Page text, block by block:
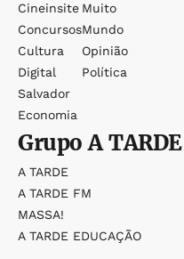
Cineinsite
Concursos
Cultura
Digital
Salvador
Economia
Muito
Mundo
Opinião
Política
GrupoA TARDE
A TARDE
A TARDE FM
MASSA!
A TARDE EDUCAÇÃO